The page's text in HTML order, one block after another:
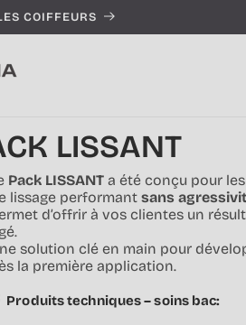
COIFFEURS
LISSANT
Pack LISSANT a été conçu pour
lissage performant sans
d’offrir à vos clientes un
solution clé en main pour
la première application.
Produits techniques – soins bac: